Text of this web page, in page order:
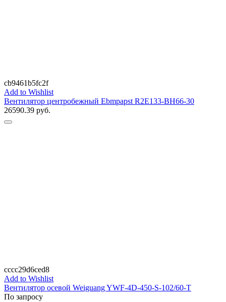
cb9461b5fc2f
Add to Wishlist
Вентилятор центробежный Ebmpapst R2E133-BH66-30
26590.39 руб.
cccc29d6ced8
Add to Wishlist
Вентилятор осевой Weiguang YWF-4D-450-S-102/60-T
По запросу